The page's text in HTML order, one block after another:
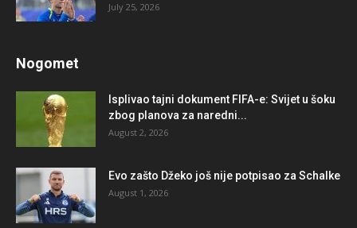
July 25, 2026
Nogomet
Isplivao tajni dokument FIFA-e: Svijet u šoku
zbog planova za naredni...
August 2, 2026
Evo zašto Džeko još nije potpisao za Schalke
August 1, 2026